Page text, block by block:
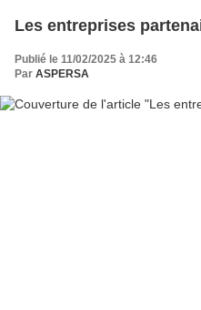
Les entreprises
Publié le 11/02/2025 à 12:46
Par ASPERSA